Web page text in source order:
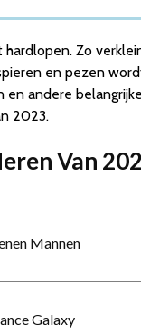
Zo
en pezen
andere
2023.
Van
Mannen
Galaxy